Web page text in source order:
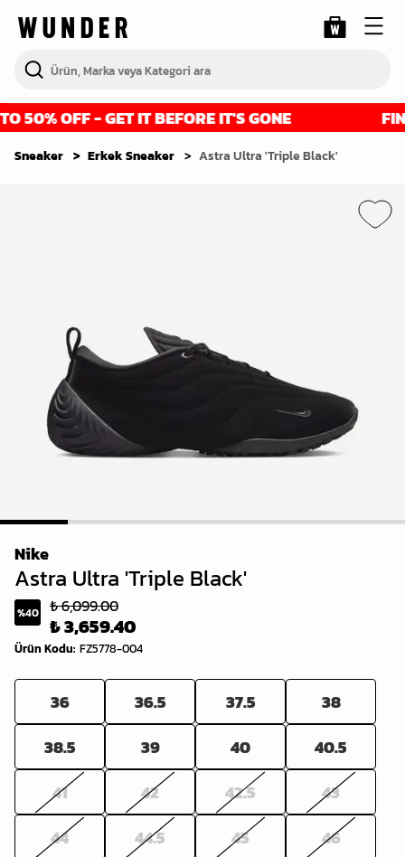
OFF - GET IT BEFORE IT'S GONE
Sneaker Erkek Sneaker Astra Ultra 'Triple Black'
1 2 3 4 5 6
Nike
Astra Ultra 'Triple Black'
%40 ₺ 6,099.00
₺ 3,659.40
Ürün Kodu: FZ5778-004
36 36.5 37.5
38
38.5
39 40
40.5
41
42 42.5
43
44
44.5 45 46